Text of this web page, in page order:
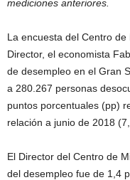
mediciones anteriores.
La encuesta del Centro
Director, el economista
de desempleo en el Gran
a 280.267 personas
puntos porcentuales (pp)
relación a junio de 2018
El Director del Centro de
del desempleo fue de 1,4